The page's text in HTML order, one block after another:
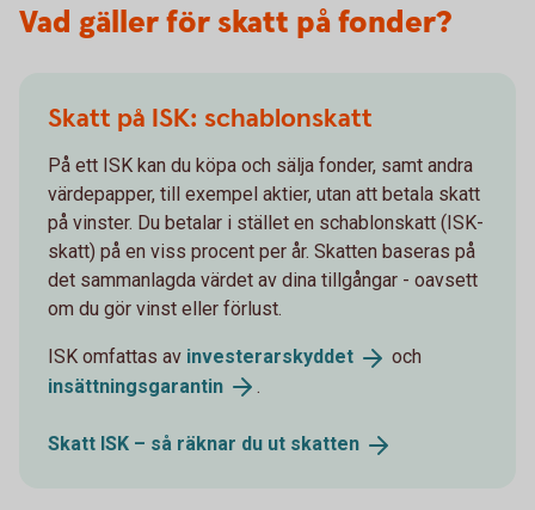
Vad gäller för skatt på fonder?
Skatt på ISK: schablonskatt
På ett ISK kan du köpa och sälja fonder, samt andra
värdepapper, till exempel aktier, utan att betala skatt
på vinster. Du betalar i stället en schablonskatt (ISK-
skatt) på en viss procent per år. Skatten baseras på
det sammanlagda värdet av dina tillgångar - oavsett
om du gör vinst eller förlust.
ISK omfattas av investerarskyddet
och
insättningsgarantin
.
Skatt ISK – så räknar du ut skatten